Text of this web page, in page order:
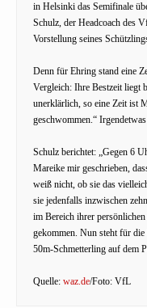
in Helsinki das Semifinale
Schulz, der Headcoach des
Vorstellung seines
Denn für Ehring stand eine
Vergleich: Ihre Bestzeit liegt
unerklärlich, so eine Zeit ist
geschwommen.“
Schulz berichtet: „Gegen 6
Mareike mir geschrieben,
weiß nicht, ob sie das
sie jedenfalls inzwischen
im Bereich ihrer
gekommen. Nun steht für
50m-Schmetterling auf dem
Quelle: waz.de/Foto: VfL